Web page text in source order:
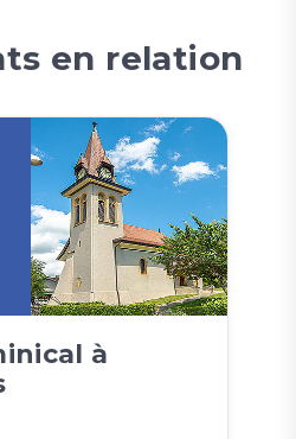
en relation
à